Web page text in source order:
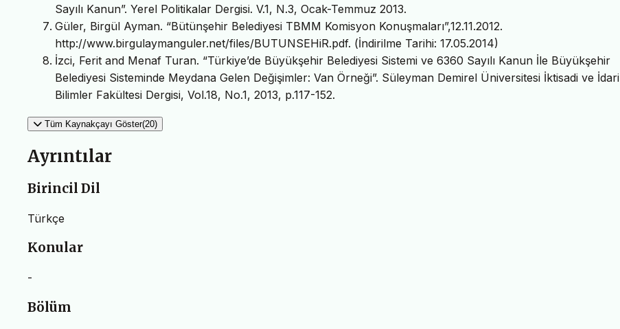
Sayılı Kanun”. Yerel Politikalar Dergisi. V.1, N.3, Ocak-Temmuz 2013.
Güler, Birgül Ayman. “Bütünşehir Belediyesi TBMM Komisyon Konuşmaları”,12.11.2012.
http://www.birgulaymanguler.net/files/BUTUNSEHiR.pdf. (İndirilme Tarihi: 17.05.2014)
İzci, Ferit and Menaf Turan. “Türkiye’de Büyükşehir Belediyesi Sistemi ve 6360 Sayılı Kanun İle Büyükşehir
Belediyesi Sisteminde Meydana Gelen Değişimler: Van Örneği”. Süleyman Demirel Üniversitesi İktisadi ve İdari
Bilimler Fakültesi Dergisi, Vol.18, No.1, 2013, p.117-152.
Tüm Kaynakçayı Göster(20)
Ayrıntılar
Birincil Dil
Türkçe
Konular
-
Bölüm